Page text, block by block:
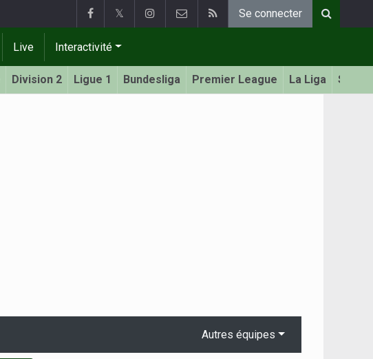
𝕏 Se connecter
Live Interactivité
Division 2 Ligue 1 Bundesliga Premier League La Liga Serie
Autres équipes